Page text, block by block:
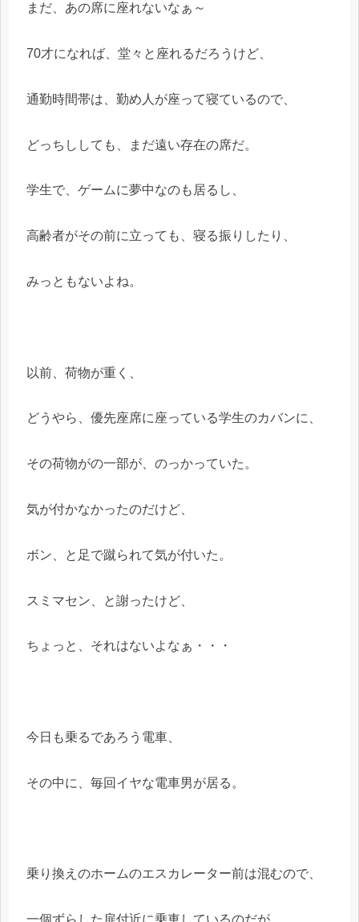
まだ、あの席に座れないなぁ～
70才になれば、堂々と座れるだろうけど、
通勤時間帯は、勤め人が座って寝ているので、
どっちししても、まだ遠い存在の席だ。
学生で、ゲームに夢中なのも居るし、
高齢者がその前に立っても、寝る振りしたり、
みっともないよね。
以前、荷物が重く、
どうやら、優先座席に座っている学生のカバンに、
その荷物がの一部が、のっかっていた。
気が付かなかったのだけど、
ボン、と足で蹴られて気が付いた。
スミマセン、と謝ったけど、
ちょっと、それはないよなぁ・・・
今日も乗るであろう電車、
その中に、毎回イヤな電車男が居る。
乗り換えのホームのエスカレーター前は混むので、